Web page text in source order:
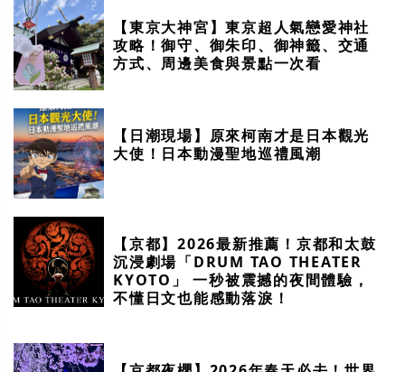
【東京大神宮】東京超人氣戀愛神社
攻略！御守、御朱印、御神籤、交通
方式、周邊美食與景點一次看
【日潮現場】原來柯南才是日本觀光
大使！日本動漫聖地巡禮風潮
【京都】2026最新推薦！京都和太鼓
沉浸劇場「DRUM TAO THEATER
KYOTO」 一秒被震撼的夜間體驗，
不懂日文也能感動落淚！